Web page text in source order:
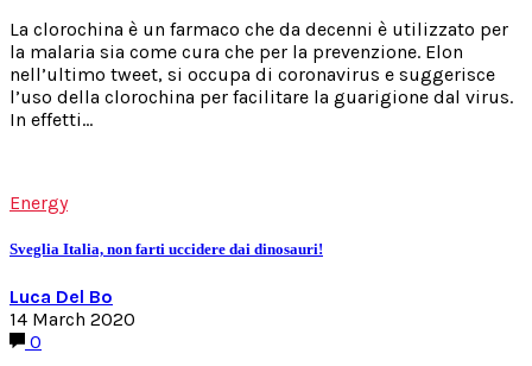
La clorochina è un farmaco che da decenni è utilizzato per
la malaria sia come cura che per la prevenzione. Elon
nell’ultimo tweet, si occupa di coronavirus e suggerisce
l’uso della clorochina per facilitare la guarigione dal virus.
In effetti…
Energy
Sveglia Italia, non farti uccidere dai dinosauri!
Luca Del Bo
14 March 2020
0